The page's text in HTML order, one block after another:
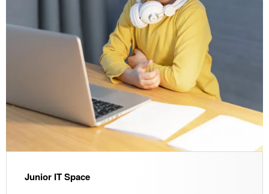
Junior IT Space